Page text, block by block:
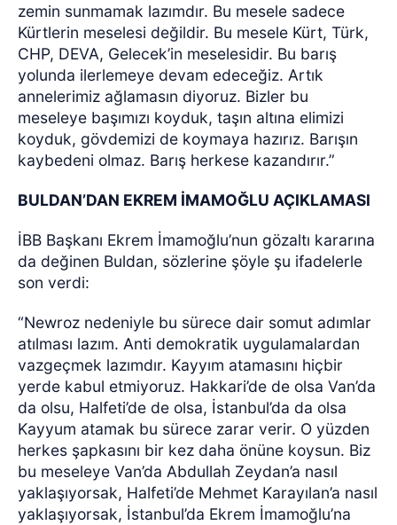
zemin sunmamak lazımdır. Bu mesele sadece
Kürtlerin meselesi değildir. Bu mesele Kürt, Türk,
CHP, DEVA, Gelecek’in meselesidir. Bu barış
yolunda ilerlemeye devam edeceğiz. Artık
annelerimiz ağlamasın diyoruz. Bizler bu
meseleye başımızı koyduk, taşın altına elimizi
koyduk, gövdemizi de koymaya hazırız. Barışın
kaybedeni olmaz. Barış herkese kazandırır.”
BULDAN’DAN EKREM İMAMOĞLU AÇIKLAMASI
İBB Başkanı Ekrem İmamoğlu’nun gözaltı kararına
da değinen Buldan, sözlerine şöyle şu ifadelerle
son verdi:
“Newroz nedeniyle bu sürece dair somut adımlar
atılması lazım. Anti demokratik uygulamalardan
vazgeçmek lazımdır. Kayyım atamasını hiçbir
yerde kabul etmiyoruz. Hakkari’de de olsa Van’da
da olsu, Halfeti’de de olsa, İstanbul’da da olsa
Kayyum atamak bu sürece zarar verir. O yüzden
herkes şapkasını bir kez daha önüne koysun. Biz
bu meseleye Van’da Abdullah Zeydan’a nasıl
yaklaşıyorsak, Halfeti’de Mehmet Karayılan’a nasıl
yaklaşıyorsak, İstanbul’da Ekrem İmamoğlu’na